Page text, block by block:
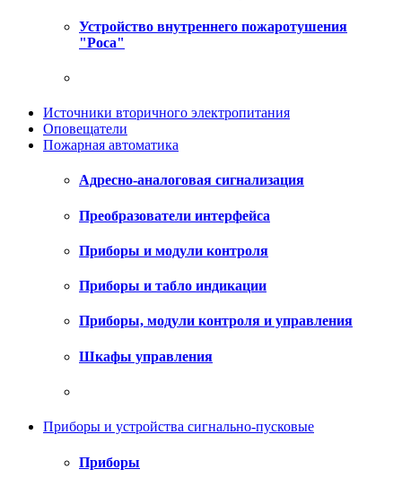
Устройство внутреннего пожаротушения
"Роса"
Источники вторичного электропитания
Оповещатели
Пожарная автоматика
Адресно-аналоговая сигнализация
Преобразователи интерфейса
Приборы и модули контроля
Приборы и табло индикации
Приборы, модули контроля и управления
Шкафы управления
Приборы и устройства сигнально-пусковые
Приборы